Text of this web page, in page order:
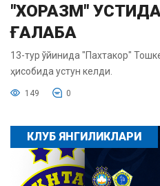
"ХОРАЗМ"
ҒАЛАБА
13-тур ўйинида "Пахтакор"
ҳисобида устун келди.
149 0
КЛУБ ЯНГИЛИКЛАРИ